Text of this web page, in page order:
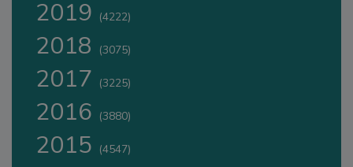
2019 (4222)
2018 (3075)
2017 (3225)
2016 (3880)
2015 (4547)